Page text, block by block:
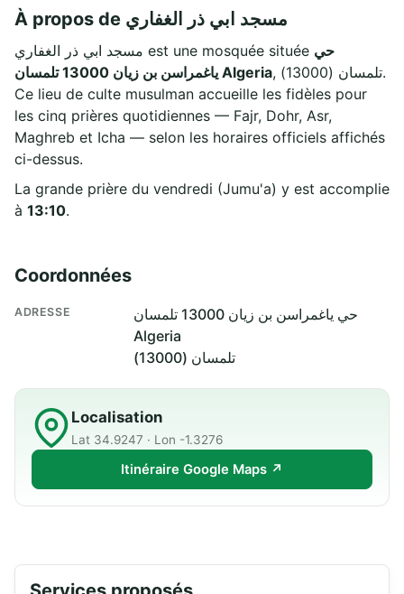
À propos de مسجد ابي ذر الغفاري
مسجد ابي ذر الغفاري est une mosquée située حي
ياغمراسن بن زيان 13000 تلمسان Algeria, تلمسان (13000).
Ce lieu de culte musulman accueille les fidèles pour
les cinq prières quotidiennes — Fajr, Dohr, Asr,
Maghreb et Icha — selon les horaires officiels affichés
ci-dessus.
La grande prière du vendredi (Jumu'a) y est accomplie
à 13:10.
Coordonnées
ADRESSE
حي ياغمراسن بن زيان 13000 تلمسان
Algeria
تلمسان (13000)
Localisation
Lat 34.9247 · Lon -1.3276
Itinéraire Google Maps ↗